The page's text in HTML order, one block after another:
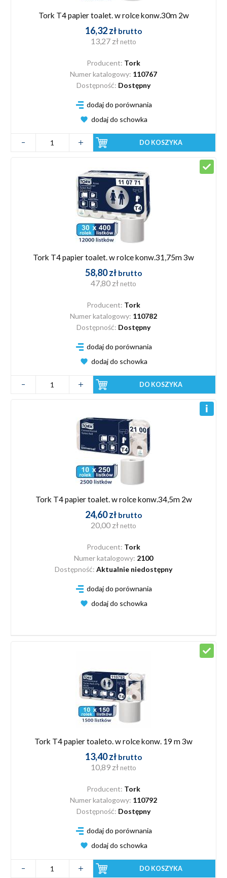
Tork T4 papier toalet. w rolce konw.30m 2w
16,32 zł brutto
13,27 zł netto
Producent: Tork
Numer katalogowy: 110767
Dostępność: Dostępny
dodaj do porównania
dodaj do schowka
DO KOSZYKA
Tork T4 papier toalet. w rolce konw.31,75m 3w
58,80 zł brutto
47,80 zł netto
Producent: Tork
Numer katalogowy: 110782
Dostępność: Dostępny
dodaj do porównania
dodaj do schowka
DO KOSZYKA
Tork T4 papier toalet. w rolce konw.34,5m 2w
24,60 zł brutto
20,00 zł netto
Producent: Tork
Numer katalogowy: 2100
Dostępność: Aktualnie niedostępny
dodaj do porównania
dodaj do schowka
Tork T4 papier toaleto. w rolce konw. 19 m 3w
13,40 zł brutto
10,89 zł netto
Producent: Tork
Numer katalogowy: 110792
Dostępność: Dostępny
dodaj do porównania
dodaj do schowka
DO KOSZYKA